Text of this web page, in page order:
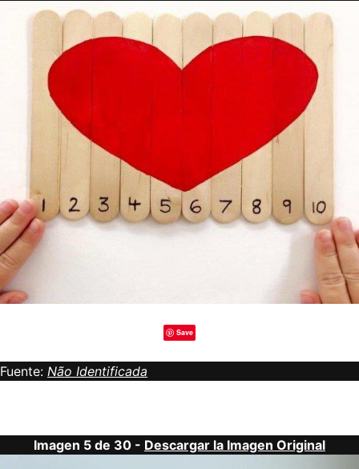
Save
Fuente: Não Identificada
Imagen 5 de 30 - Descargar la Imagen Original